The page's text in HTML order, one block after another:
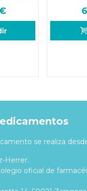
se realiza
Herrer.
oficial de